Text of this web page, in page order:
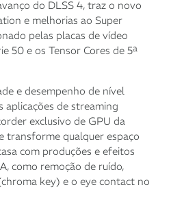
R$ 5.673,30
R$5.781,84
do DLSS 4, traz o novo
e melhorias ao Super
pelas placas de vídeo
50 e os Tensor Cores de 5ª
e desempenho de nível
aplicações de streaming
exclusivo de GPU da
transforme qualquer espaço
com produções e efeitos
como remoção de ruído,
key) e o eye contact no